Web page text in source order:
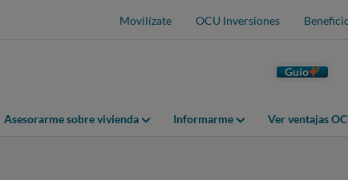
Movilízate OCU Inversiones
Guio
Asesorarme sobre vivienda Informarme Ver ventajas